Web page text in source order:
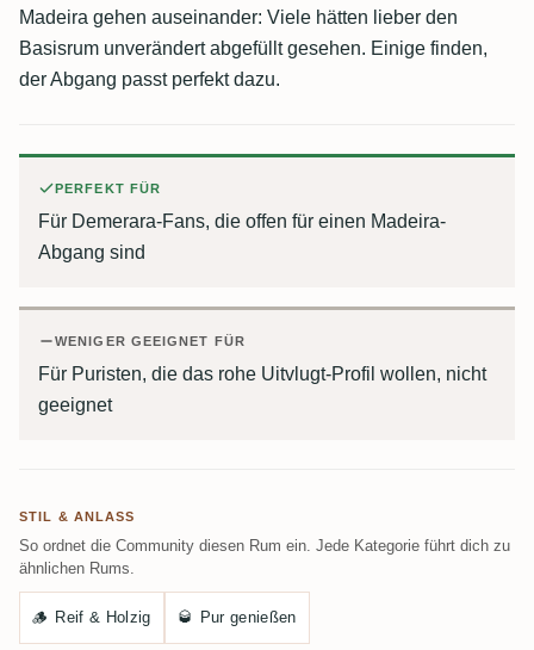
Madeira gehen auseinander: Viele hätten lieber den
Basisrum unverändert abgefüllt gesehen. Einige finden,
der Abgang passt perfekt dazu.
PERFEKT FÜR
Für Demerara-Fans, die offen für einen Madeira-
Abgang sind
WENIGER GEEIGNET FÜR
Für Puristen, die das rohe Uitvlugt-Profil wollen, nicht
geeignet
STIL & ANLASS
So ordnet die Community diesen Rum ein. Jede Kategorie führt dich zu
ähnlichen Rums.
🪵 Reif & Holzig 🥃 Pur genießen